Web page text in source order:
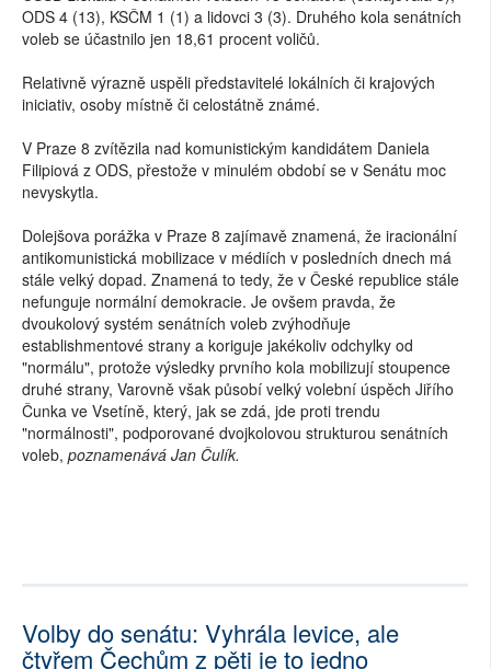
ODS 4 (13), KSČM 1 (1) a lidovci 3 (3). Druhého kola senátních
voleb se účastnilo jen 18,61 procent voličů.
Relativně výrazně uspěli představitelé lokálních či krajových
iniciativ, osoby místně či celostátně známé.
V Praze 8 zvítězila nad komunistickým kandidátem Daniela
Filipiová z ODS, přestože v minulém období se v Senátu moc
nevyskytla.
Dolejšova porážka v Praze 8 zajímavě znamená, že iracionální
antikomunistická mobilizace v médiích v posledních dnech má
stále velký dopad. Znamená to tedy, že v České republice stále
nefunguje normální demokracie. Je ovšem pravda, že
dvoukolový systém senátních voleb zvýhodňuje
establishmentové strany a koriguje jakékoliv odchylky od
"normálu", protože výsledky prvního kola mobilizují stoupence
druhé strany, Varovně však působí velký volební úspěch Jiřího
Čunka ve Vsetíně, který, jak se zdá, jde proti trendu
"normálnosti", podporované dvojkolovou strukturou senátních
voleb, poznamenává Jan Čulík.
Volby do senátu: Vyhrála levice, ale
čtyřem Čechům z pěti je to jedno